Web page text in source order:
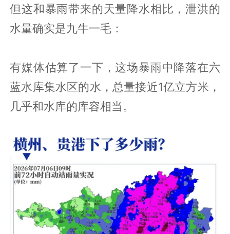
但这和暴雨带来的天量降水相比，泄洪的
水量确实是九牛一毛：
有媒体估算了一下，这场暴雨中降落在六
蓝水库集水区的水，总量接近1亿立方米，
几乎和水库的库容相当。